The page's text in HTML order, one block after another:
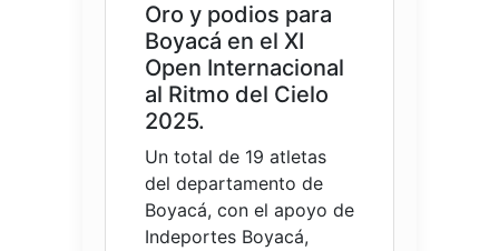
Oro y podios para
Boyacá en el XI
Open Internacional
al Ritmo del Cielo
2025.
Un total de 19 atletas
del departamento de
Boyacá, con el apoyo de
Indeportes Boyacá,